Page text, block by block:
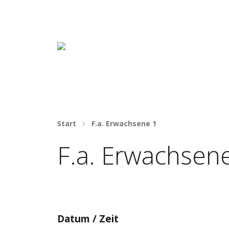
Häng nicht rum. Mach was draus!
Start F.a. Erwachsene 1
F.a.
Datum / Zeit